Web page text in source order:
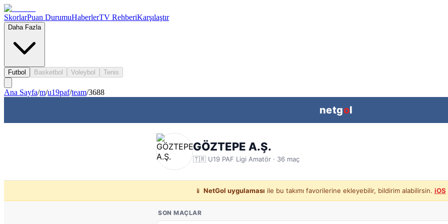
SkorlarPuan DurumuHaberlerTV RehberiKarşılaştır
Daha Fazla
Futbol Basketbol Voleybol Tenis
Ana Sayfa/m/u19paf/team/3688
netgol
GÖZTEPE A.Ş.
🇹🇷 U19 PAF Ligi Amatör · 36 maç
📱 NetGol uygulaması ile bu takımı favorilerine ekleyebilir, bildirim alabilirsin. iOS
SON MAÇLAR